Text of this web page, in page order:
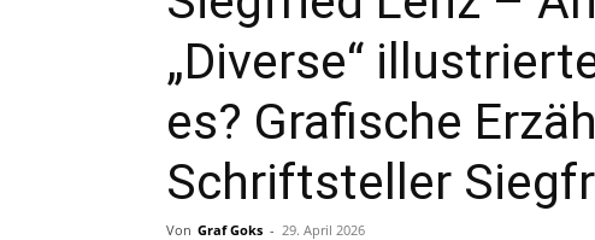
„Diverse“
es? Grafische
Schriftsteller
Von Graf Goks - 29. April 2026